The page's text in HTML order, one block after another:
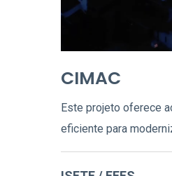
CIMAC
Este projeto oferece
eficiente para